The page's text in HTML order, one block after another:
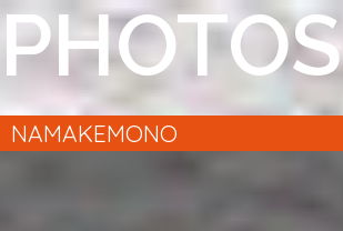
Aller au contenu principal
PHOTOS
NAMAKEMONO